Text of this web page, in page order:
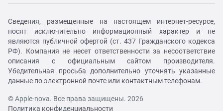
Сведения, размещенные на настоящем интернет-ресурсе,
носят исключительно информационный характер и не
являются публичной офертой (ст. 437 Гражданского кодекса
РФ). Компания не несет ответственности за несоответствие
описания с официальным сайтом производителя.
Убедительная просьба дополнительно уточнять указанные
данные по электронной почте или контактным телефонам.
© Apple-nova. Все права защищены. 2026
Политика конфиденциальности